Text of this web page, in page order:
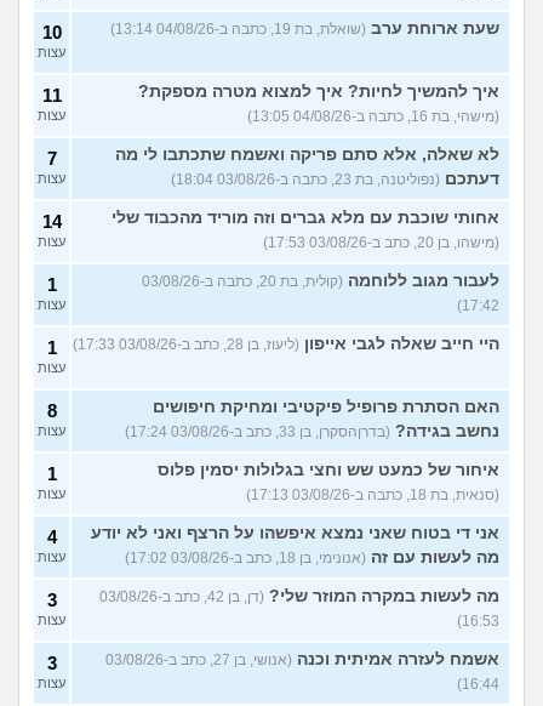
שעת ארוחת ערב (שואלת, בת 19, כתבה ב-04/08/26 13:14) 10
עצות
איך להמשיך לחיות? איך למצוא מטרה מספקת?
(מישהי, בת 16, כתבה ב-04/08/26 13:05)
11
עצות
לא שאלה, אלא סתם פריקה ואשמח שתכתבו לי מה
דעתכם (נפוליטנה, בת 23, כתבה ב-03/08/26 18:04)
7
עצות
אחותי שוכבת עם מלא גברים וזה מוריד מהכבוד שלי
(מישהו, בן 20, כתב ב-03/08/26 17:53)
14
עצות
לעבור מגוב ללוחמה
(קולית, בת 20, כתבה ב-03/08/26
17:42)
1
עצות
היי חייב שאלה לגבי אייפון (ליעוז, בן 28, כתב ב-03/08/26 17:33) 1
עצות
האם הסתרת פרופיל פיקטיבי ומחיקת חיפושים
נחשב בגידה? (בדרןהסקרן, בן 33, כתב ב-03/08/26 17:24)
8
עצות
איחור של כמעט שש וחצי בגלולות יסמין פלוס
(סנאית, בת 18, כתבה ב-03/08/26 17:13)
1
עצות
אני די בטוח שאני נמצא איפשהו על הרצף ואני לא יודע
מה לעשות עם זה (אנונימי, בן 18, כתב ב-03/08/26 17:02)
4
עצות
מה לעשות במקרה המוזר שלי?
(דן, בן 42, כתב ב-03/08/26
16:53)
3
עצות
אשמח לעזרה אמיתית וכנה
(אנושי, בן 27, כתב ב-03/08/26
16:44)
3
עצות